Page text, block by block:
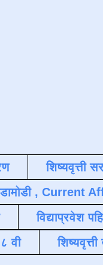
शिष्यवृत्ती
, Current
विद्याप्रवेश
वी